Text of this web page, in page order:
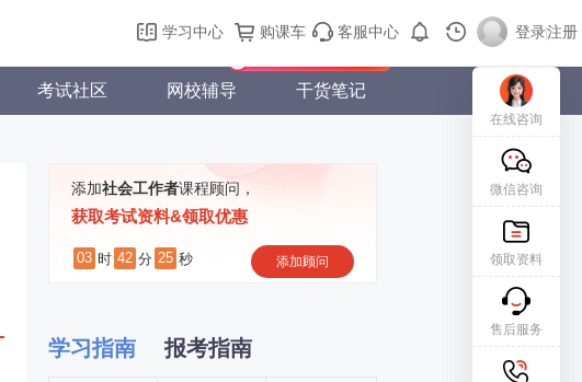
学习中心 购课车 客服中心 登录|注册
购课车 登录/注册
考试社区 网校辅导 干货笔记
添加社会工作者课程顾问，
获取考试资料&领取优惠
03 时 42 分 24 秒 添加顾问
学习指南 报考指南
在线咨询
微信咨询
领取资料
售后服务